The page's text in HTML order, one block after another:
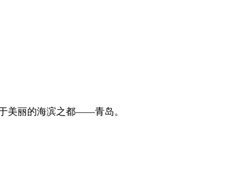
美丽的海滨之都——青岛。